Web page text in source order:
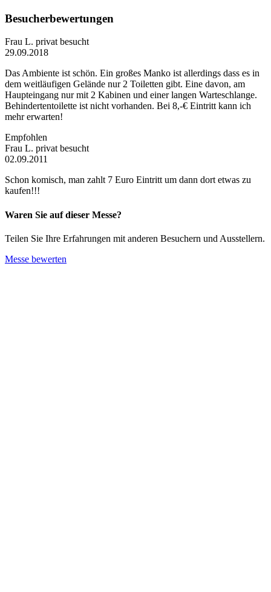
Besucherbewertungen
Frau L. privat besucht
29.09.2018
Das Ambiente ist schön. Ein großes Manko ist allerdings dass es in
dem weitläufigen Gelände nur 2 Toiletten gibt. Eine davon, am
Haupteingang nur mit 2 Kabinen und einer langen Warteschlange.
Behindertentoilette ist nicht vorhanden. Bei 8,-€ Eintritt kann ich
mehr erwarten!
Empfohlen
Frau L. privat besucht
02.09.2011
Schon komisch, man zahlt 7 Euro Eintritt um dann dort etwas zu
kaufen!!!
Waren Sie auf dieser Messe?
Teilen Sie Ihre Erfahrungen mit anderen Besuchern und Ausstellern.
Messe bewerten